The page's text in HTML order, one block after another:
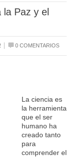
Paz y el
| 0 COMENTARIOS
La ciencia es
la herramienta
que el ser
humano ha
creado tanto
para
comprender el